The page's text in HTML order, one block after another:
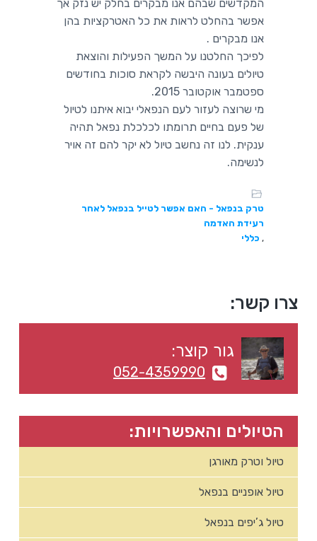
המקדשים שבהם אנו מבקרים בחלק יש נזק אך
אפשר בהחלט לראות את כל האטרקציות בהן
אנו מבקרים .
לפיכך החלטנו על המשך הפעילות והוצאת
טיולים בעונה היבשה לקראת סוכות בחודשים
ספטמבר אוקטובר 2015.
מי שרוצה לעזור לעם הנפאלי יבוא איתנו לטיול
של פעם בחיים תרומתו לכלכלת נפאל תהיה
ענקית. לנו זה נחשב טיול לא יקר להם זה אויר
לנשימה.
טרק בנפאל - האם אפשר לטייל בנפאל לאחר
רעידת האדמה
, כללי
סרגל
צדדי
ראשי
צרו קשר:
גור קוצר:
052-4359990
הטיולים והאפשרויות:
טיול וטרק מאורגן
טיול אופניים בנפאל
טיול ג’יפים בנפאל